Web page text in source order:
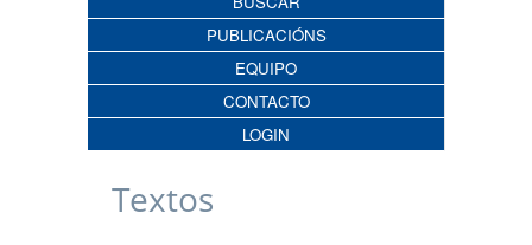
PUBLICACIÓNS
EQUIPO
CONTACTO
LOGIN
Textos